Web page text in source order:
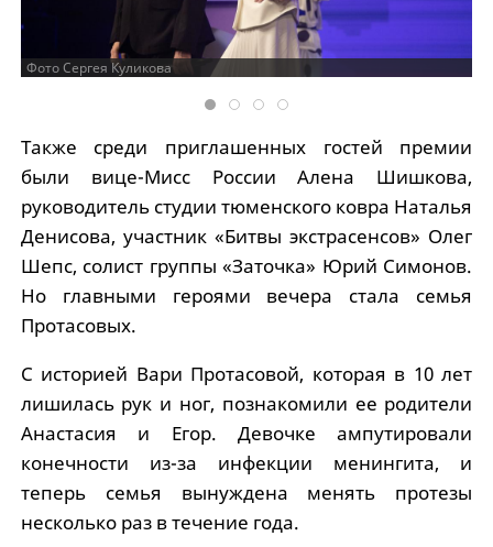
Фото Сергея Куликова
Также среди приглашенных гостей премии
были вице-Мисс России Алена Шишкова,
руководитель студии тюменского ковра Наталья
Денисова, участник «Битвы экстрасенсов» Олег
Шепс, солист группы «Заточка» Юрий Симонов.
Но главными героями вечера стала семья
Протасовых.
С историей Вари Протасовой, которая в 10 лет
лишилась рук и ног, познакомили ее родители
Анастасия и Егор. Девочке ампутировали
конечности из-за инфекции менингита, и
теперь семья вынуждена менять протезы
несколько раз в течение года.